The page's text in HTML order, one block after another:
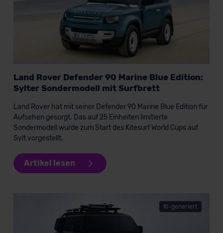
Land Rover Defender 90 Marine Blue Edition:
Sylter Sondermodell mit Surfbrett
Land Rover hat mit seiner Defender 90 Marine Blue Edition für
Aufsehen gesorgt. Das auf 25 Einheiten limitierte
Sondermodell wurde zum Start des Kitesurf World Cups auf
Sylt vorgestellt.
Artikel lesen
KI-generiert